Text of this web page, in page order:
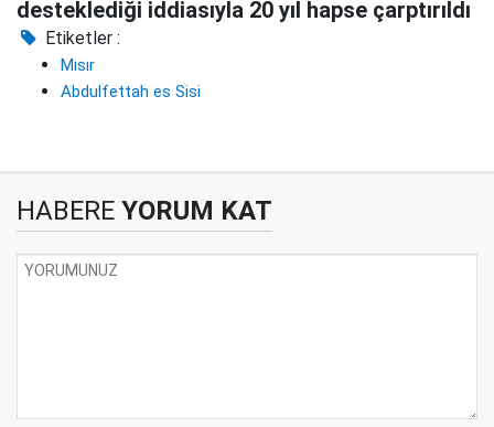
desteklediği iddiasıyla 20 yıl hapse çarptırıldı
Etiketler :
Mısır
Abdulfettah es Sisi
HABERE YORUM KAT